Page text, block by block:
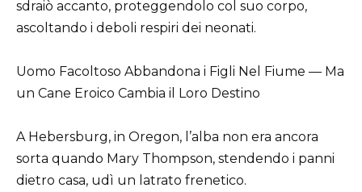
sdraiò accanto, proteggendolo col suo corpo,
ascoltando i deboli respiri dei neonati.
Uomo Facoltoso Abbandona i Figli Nel Fiume — Ma
un Cane Eroico Cambia il Loro Destino
A Hebersburg, in Oregon, l’alba non era ancora
sorta quando Mary Thompson, stendendo i panni
dietro casa, udì un latrato frenetico.